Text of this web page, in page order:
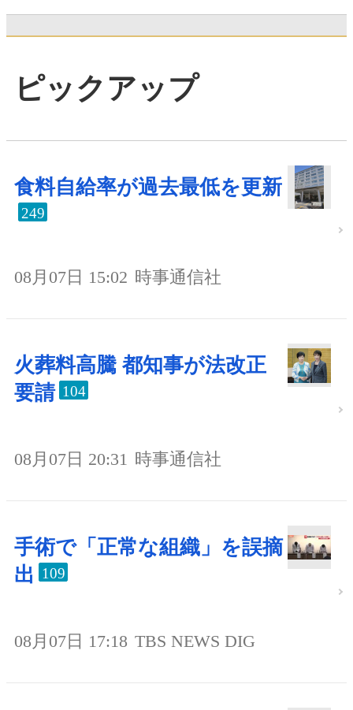
ピックアップ
食料自給率が過去最低を更新
249
08月07日 15:02 時事通信社
火葬料高騰 都知事が法改正
要請 104
08月07日 20:31 時事通信社
手術で「正常な組織」を誤摘
出
109
08月07日 17:18 TBS NEWS DIG